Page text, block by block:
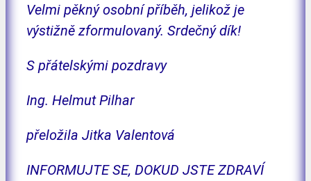
Velmi pěkný osobní příběh, jelikož je
výstižně zformulovaný. Srdečný dík!
S přátelskými pozdravy
Ing. Helmut Pilhar
přeložila Jitka Valentová
INFORMUJTE SE, DOKUD JSTE ZDRAVÍ